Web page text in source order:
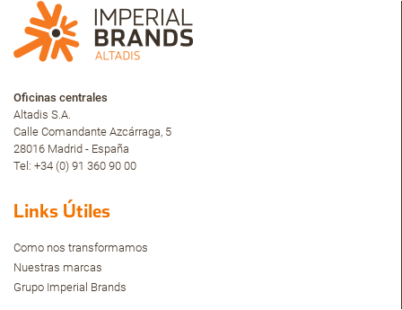
Oficinas centrales
Altadis S.A.
Calle Comandante Azcárraga, 5
28016 Madrid - España
Tel: +34 (0) 91 360 90 00
Links Útiles
Como nos transformamos
Nuestras marcas
Grupo Imperial Brands